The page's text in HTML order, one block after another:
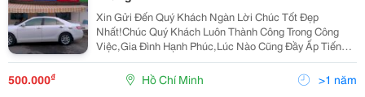
Xin Gửi Đến Quý Khách Ngàn Lời Chúc Tốt Đẹp
Nhất!Chúc Quý Khách Luôn Thành Công Trong Công
Việc,Gia Đình Hạnh Phúc,Lúc Nào Cũng Đầy Ấp Tiếng
Cười!Chúc Kinh Tế Gia Đình Ngày Càng Khấm Khá Để
Quý Khách Được Thỏa Niềm Đam Mê Đi Chu Du Bốn
Bể Bên Cạnh Nh
500.000₫ Hồ Chí Minh >1 năm